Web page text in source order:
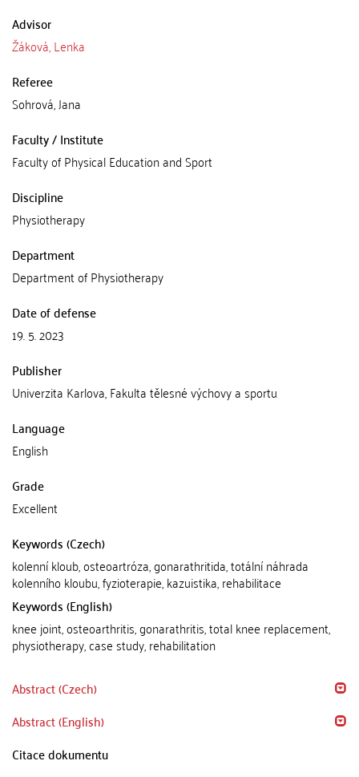
Advisor
Žáková, Lenka
Referee
Sohrová, Jana
Faculty / Institute
Faculty of Physical Education and Sport
Discipline
Physiotherapy
Department
Department of Physiotherapy
Date of defense
19. 5. 2023
Publisher
Univerzita Karlova, Fakulta tělesné výchovy a sportu
Language
English
Grade
Excellent
Keywords (Czech)
kolenní kloub, osteoartróza, gonarathritida, totální náhrada
kolenního kloubu, fyzioterapie, kazuistika, rehabilitace
Keywords (English)
knee joint, osteoarthritis, gonarathritis, total knee replacement,
physiotherapy, case study, rehabilitation
Abstract (Czech)
Abstract (English)
Citace dokumentu